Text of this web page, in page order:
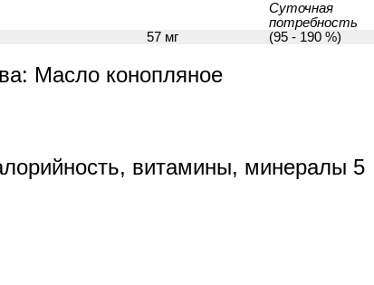
Суточная
потребность
57 мг
(95 - 190 %)
Масло конопляное
витамины, минералы 5